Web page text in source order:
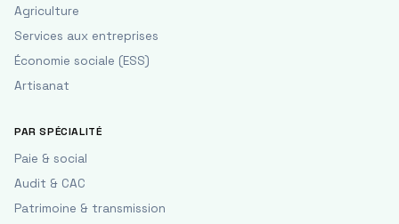
Agriculture
Services aux entreprises
Économie sociale (ESS)
Artisanat
PAR SPÉCIALITÉ
Paie & social
Audit & CAC
Patrimoine & transmission